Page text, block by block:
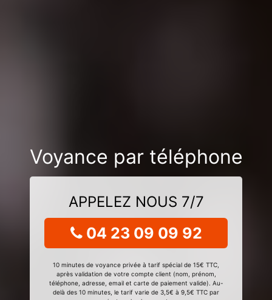
Voyance par téléphone
APPELEZ NOUS 7/7
04 23 09 09 92
10 minutes de voyance privée à tarif spécial de 15€ TTC,
après validation de votre compte client (nom, prénom,
téléphone, adresse, email et carte de paiement valide). Au-
delà des 10 minutes, le tarif varie de 3,5€ à 9,5€ TTC par